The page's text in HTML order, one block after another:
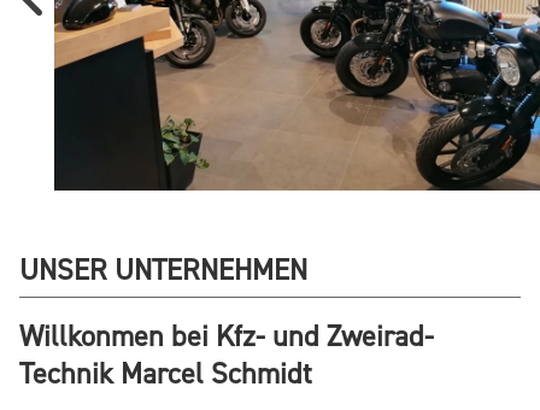
UNSER UNTERNEHMEN
Willkonmen bei Kfz- und Zweirad-
Technik Marcel Schmidt